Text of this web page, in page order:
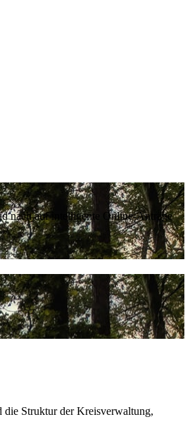
nach auf intelligente Online-Anträge
die Struktur der Kreisverwaltung,